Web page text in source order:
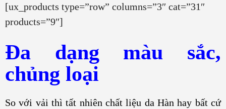
[ux_products type=”row” columns=”3″ cat=”31″
products=”9″]
Đa dạng màu sắc,
chủng loại
So với vải thì tất nhiên chất liệu da Hàn hay bất cứ